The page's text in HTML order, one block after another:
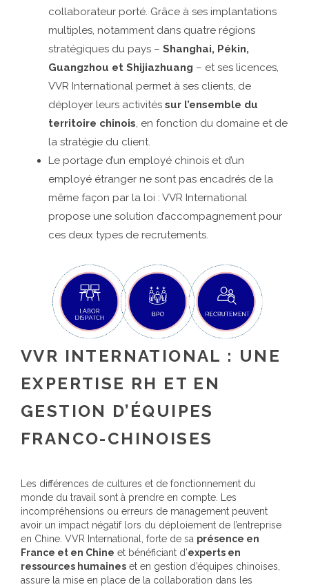
collaborateur porté. Grâce à ses implantations
multiples, notamment dans quatre régions
stratégiques du pays – Shanghai, Pékin,
Guangzhou et Shijiazhuang – et ses licences,
VVR International permet à ses clients, de
déployer leurs activités sur l’ensemble du
territoire chinois, en fonction du domaine et de
la stratégie du client.
Le portage d’un employé chinois et d’un
employé étranger ne sont pas encadrés de la
même façon par la loi : VVR International
propose une solution d’accompagnement pour
ces deux types de recrutements.
VVR INTERNATIONAL : UNE
EXPERTISE RH ET EN
GESTION D’ÉQUIPES
FRANCO-CHINOISES
Les différences de cultures et de fonctionnement du
monde du travail sont à prendre en compte. Les
incompréhensions ou erreurs de management peuvent
avoir un impact négatif lors du déploiement de l’entreprise
en Chine. VVR International, forte de sa présence en
France et en Chine et bénéficiant d’experts en
ressources humaines et en gestion d’équipes chinoises,
assure la mise en place de la collaboration dans les